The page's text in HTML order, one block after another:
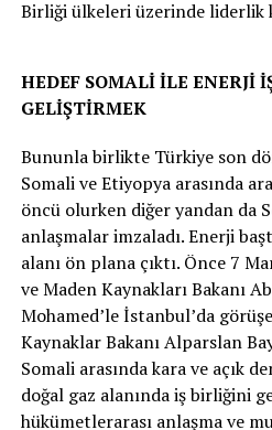
Birliği ülkeleri üzerinde liderlik
HEDEF SOMALİ İLE ENERJİ
GELİŞTİRMEK
Bununla birlikte Türkiye son
Somali ve Etiyopya arasında
öncü olurken diğer yandan da
anlaşmalar imzaladı. Enerji
alanı ön plana çıktı. Önce 7
ve Maden Kaynakları Bakanı
Mohamed’le İstanbul’da
Kaynaklar Bakanı Alparslan
Somali arasında kara ve açık
doğal gaz alanında iş birliğini
hükümetlerarası anlaşma ve